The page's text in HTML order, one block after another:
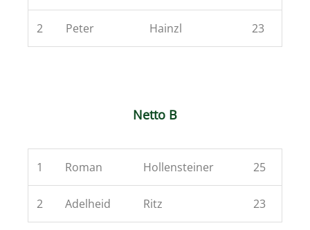
2 Peter Hainzl 23
Netto B
1 Roman Hollensteiner 25
2 Adelheid Ritz 23